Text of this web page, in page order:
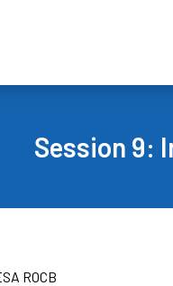
Session 9:
ROCB